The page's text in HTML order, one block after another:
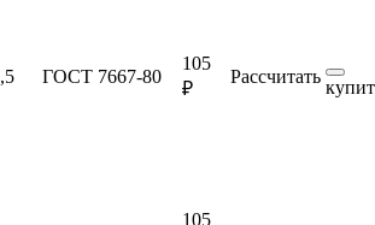
ГОСТ 7667-80
105
₽
Рассчитать
105